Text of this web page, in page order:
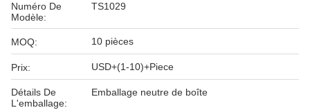
Numéro De
Modèle:
TS1029
MOQ: 10 pièces
Prix: USD+(1-10)+Piece
Détails De
L'emballage:
Emballage neutre de boîte